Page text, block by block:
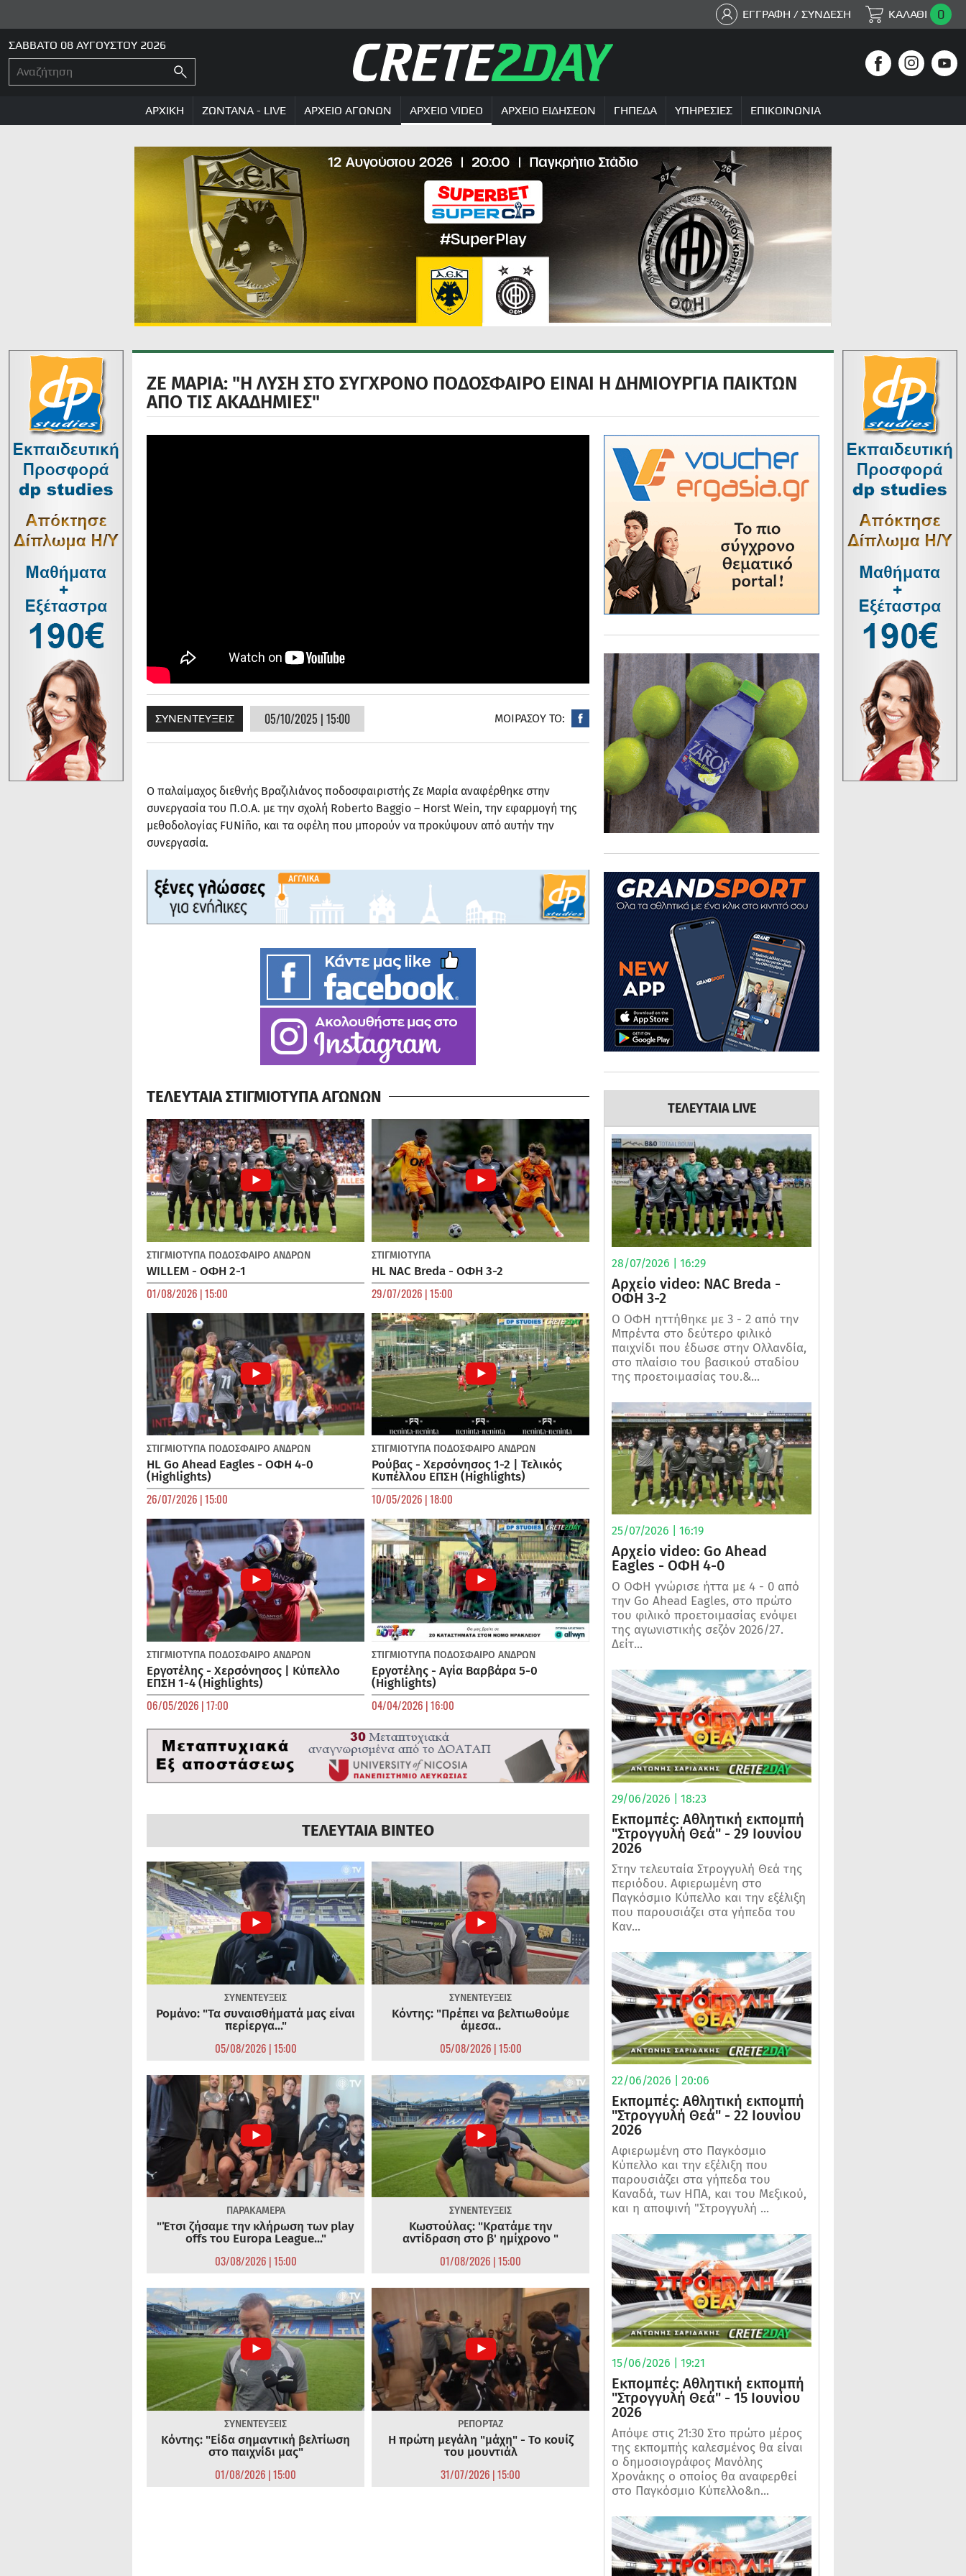
ΕΓΓΡΑΦΗ / ΣΥΝΔΕΣΗ ΚΑΛΑΘΙ 0
ΣΑΒΒΑΤΟ 08 ΑΥΓΟΥΣΤΟΥ 2026
ΑΡΧΙΚΗ ΖΩΝΤΑΝΑ - LIVE ΑΡΧΕΙΟ ΑΓΩΝΩΝ ΑΡΧΕΙΟ VIDEO ΑΡΧΕΙΟ ΕΙΔΗΣΕΩΝ ΓΗΠΕΔΑ ΥΠΗΡΕΣΙΕΣ ΕΠΙΚΟΙΝΩΝΙΑ
ΖΕ ΜΑΡΙΑ: "Η ΛΥΣΗ ΣΤΟ ΣΥΓΧΡΟΝΟ ΠΟΔΟΣΦΑΙΡΟ ΕΙΝΑΙ Η ΔΗΜΙΟΥΡΓΙΑ ΠΑΙΚΤΩΝ
ΑΠΟ ΤΙΣ ΑΚΑΔΗΜΙΕΣ"
ΣΥΝΕΝΤΕΥΞΕΙΣ 05/10/2025 | 15:00 ΜΟΙΡΑΣΟΥ ΤΟ:
Ο παλαίμαχος διεθνής Βραζιλιάνος ποδοσφαιριστής Ζε Μαρία αναφέρθηκε στην
συνεργασία του Π.Ο.Α. με την σχολή Roberto Baggio – Horst Wein, την εφαρμογή της
μεθοδολογίας FUNiño, και τα οφέλη που μπορούν να προκύψουν από αυτήν την
συνεργασία.
ΤΕΛΕΥΤΑΙΑ ΣΤΙΓΜΙΟΤΥΠΑ ΑΓΩΝΩΝ
ΣΤΙΓΜΙΟΤΥΠΑ ΠΟΔΌΣΦΑΙΡΟ ΑΝΔΡΏΝ
WILLEM - ΟΦΗ 2-1
01/08/2026 | 15:00
ΣΤΙΓΜΙΟΤΥΠΑ
HL NAC Breda - ΟΦΗ 3-2
29/07/2026 | 15:00
ΣΤΙΓΜΙΟΤΥΠΑ ΠΟΔΌΣΦΑΙΡΟ ΑΝΔΡΏΝ
HL Go Ahead Eagles - ΟΦΗ 4-0
(Highlights)
26/07/2026 | 15:00
ΣΤΙΓΜΙΟΤΥΠΑ ΠΟΔΌΣΦΑΙΡΟ ΑΝΔΡΏΝ
Ρούβας - Χερσόνησος 1-2 | Τελικός
Κυπέλλου ΕΠΣΗ (Highlights)
10/05/2026 | 18:00
ΣΤΙΓΜΙΟΤΥΠΑ ΠΟΔΌΣΦΑΙΡΟ ΑΝΔΡΏΝ
Εργοτέλης - Χερσόνησος | Κύπελλο
ΕΠΣΗ 1-4 (Highlights)
06/05/2026 | 17:00
ΣΤΙΓΜΙΟΤΥΠΑ ΠΟΔΌΣΦΑΙΡΟ ΑΝΔΡΏΝ
Εργοτέλης - Αγία Βαρβάρα 5-0
(Highlights)
04/04/2026 | 16:00
ΤΕΛΕΥΤΑΙΑ ΒΙΝΤΕΟ
ΣΥΝΕΝΤΕΥΞΕΙΣ
Ρομάνο: "Τα συναισθήματά μας είναι
περίεργα..."
05/08/2026 | 15:00
ΣΥΝΕΝΤΕΥΞΕΙΣ
Κόντης: "Πρέπει να βελτιωθούμε
άμεσα..
05/08/2026 | 15:00
ΠΑΡΑΚΑΜΕΡΑ
"Έτσι ζήσαμε την κλήρωση των play
offs του Europa League..."
03/08/2026 | 15:00
ΣΥΝΕΝΤΕΥΞΕΙΣ
Κωστούλας: "Κρατάμε την
αντίδραση στο β' ημίχρονο "
01/08/2026 | 15:00
ΣΥΝΕΝΤΕΥΞΕΙΣ
Κόντης: "Είδα σημαντική βελτίωση
στο παιχνίδι μας"
01/08/2026 | 15:00
ΡΕΠΟΡΤΑΖ
Η πρώτη μεγάλη "μάχη" - Το κουίζ
του μουντιάλ
31/07/2026 | 15:00
ΤΕΛΕΥΤΑΙΑ LIVE
28/07/2026 | 16:29
Αρχείο video: NAC Breda -
ΟΦΗ 3-2
Ο ΟΦΗ ηττήθηκε με 3 - 2 από την
Μπρέντα στο δεύτερο φιλικό
παιχνίδι που έδωσε στην Ολλανδία,
στο πλαίσιο του βασικού σταδίου
της προετοιμασίας του.&...
25/07/2026 | 16:19
Αρχείο video: Go Ahead
Eagles - ΟΦΗ 4-0
Ο ΟΦΗ γνώρισε ήττα με 4 - 0 από
την Go Ahead Eagles, στο πρώτο
του φιλικό προετοιμασίας ενόψει
της αγωνιστικής σεζόν 2026/27.
Δείτ...
29/06/2026 | 18:23
Εκπομπές: Αθλητική εκπομπή
"Στρογγυλή Θεά" - 29 Ιουνίου
2026
Στην τελευταία Στρογγυλή Θεά της
περιόδου. Αφιερωμένη στο
Παγκόσμιο Κύπελλο και την εξέλιξη
που παρουσιάζει στα γήπεδα του
Καν...
22/06/2026 | 20:06
Εκπομπές: Αθλητική εκπομπή
"Στρογγυλή Θεά" - 22 Ιουνίου
2026
Αφιερωμένη στο Παγκόσμιο
Κύπελλο και την εξέλιξη που
παρουσιάζει στα γήπεδα του
Καναδά, των ΗΠΑ, και του Μεξικού,
και η αποψινή "Στρογγυλή ...
15/06/2026 | 19:21
Εκπομπές: Αθλητική εκπομπή
"Στρογγυλή Θεά" - 15 Ιουνίου
2026
Απόψε στις 21:30 Στο πρώτο μέρος
της εκπομπής καλεσμένος θα είναι
ο δημοσιογράφος Μανόλης
Χρονάκης ο οποίος θα αναφερθεί
στο Παγκόσμιο Κύπελλο&n...